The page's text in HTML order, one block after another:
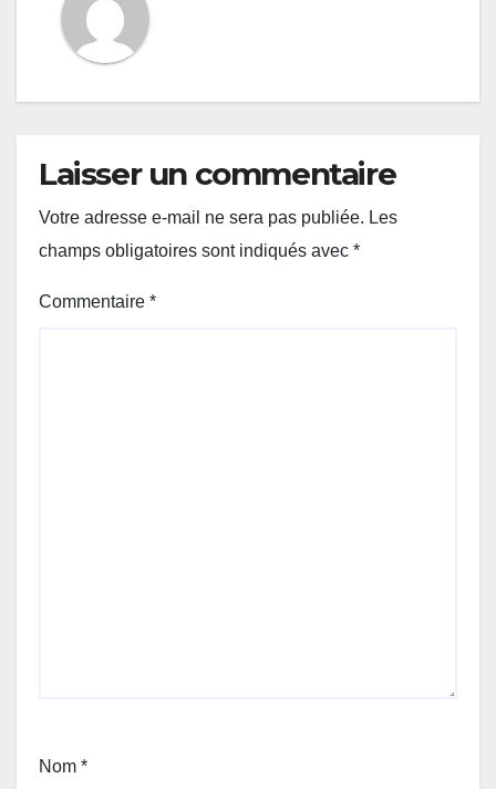
Laisser un commentaire
Votre adresse e-mail ne sera pas publiée. Les
champs obligatoires sont indiqués avec *
Commentaire *
Nom *